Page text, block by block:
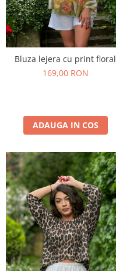
Bluza lejera cu print floral
169,00 RON
ADAUGA IN COS